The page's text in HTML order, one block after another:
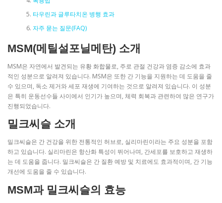
타우린과 글루타치온 병행 효과
자주 묻는 질문(FAQ)
MSM(메틸설포닐메탄) 소개
MSM은 자연에서 발견되는 유황 화합물로, 주로 관절 건강과 염증 감소에 효과
적인 성분으로 알려져 있습니다. MSM은 또한 간 기능을 지원하는 데 도움을 줄
수 있으며, 독소 제거와 세포 재생에 기여하는 것으로 알려져 있습니다. 이 성분
은 특히 운동선수들 사이에서 인기가 높으며, 체력 회복과 관련하여 많은 연구가
진행되었습니다.
밀크씨슬 소개
밀크씨슬은 간 건강을 위한 전통적인 허브로, 실리마린이라는 주요 성분을 포함
하고 있습니다. 실리마린은 항산화 특성이 뛰어나며, 간세포를 보호하고 재생하
는 데 도움을 줍니다. 밀크씨슬은 간 질환 예방 및 치료에도 효과적이며, 간 기능
개선에 도움을 줄 수 있습니다.
MSM과 밀크씨슬의 효능